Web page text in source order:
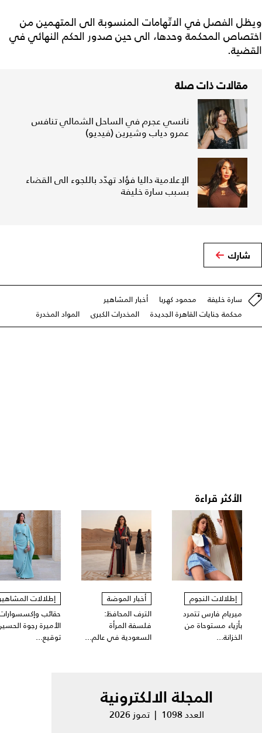
ويظل الفصل في الاتّهامات المنسوبة الى المتهمين من
اختصاص المحكمة وحدها، الى حين صدور الحكم النهائي في
القضية.
مقالات ذات صلة
نانسي عجرم في الساحل الشمالي تنافس
عمرو دياب وشيرين (فيديو)
الإعلامية داليا فؤاد تهدّد باللجوء الى القضاء
بسبب سارة خليفة
شارك
سارة خليفة محمود كهربا
أخبار المشاهير
محكمة جنايات القاهرة الجديدة
المخدرات الكبرى المواد المخدرة
الأكثر قراءة
إطلالات النجوم
ميريام فارس تتمرد
بأزياء مستوحاة من
الخزانة...
أخبار الموضة
الترف المحافظ:
فلسفة المرأة
السعودية في عالم...
إطلالات
حقائب
الأميرة رجوة
توقيع...
المجلة الالكترونية
العدد 1098 | تموز 2026